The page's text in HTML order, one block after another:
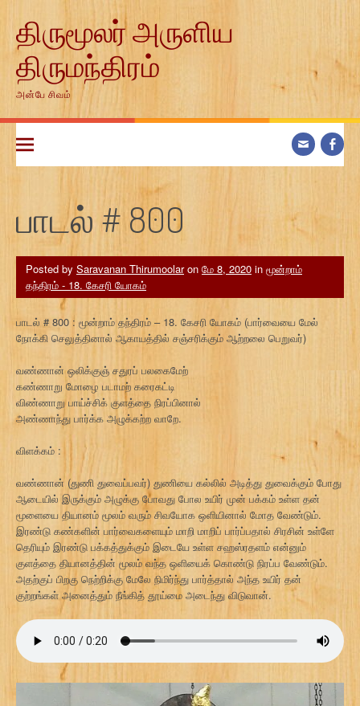
contentதிருமூலர் அருளிய
திருமந்திரம்
அன்பே சிவம்
பாடல் # 800
Posted by Saravanan Thirumoolaron மே 8, 2020 in மூன்றாம்
தந்திரம் - 18. கேசரி யோகம்
பாடல் # 800 : மூன்றாம் தந்திரம் – 18. கேசரி யோகம் (பார்வையை மேல்
நோக்கி செலுத்தினால் ஆகாயத்தில் சஞ்சரிக்கும் ஆற்றலை பெறுவர்)
வண்ணான் ஒலிக்குஞ் சதுரப் பலகைமேற்
கண்ணாறு மோழை படாமற் கரைகட்டி
விண்ணாறு பாய்ச்சிக் குளத்தை நிரப்பினால்
அண்ணாந்து பார்க்க அழுக்கற்ற வாறே.
விளக்கம் :
வண்ணான் (துணி துவைப்பவர்) துணியை கல்லில் அடித்து துவைக்கும் போது
ஆடையில் இருக்கும் அழுக்கு போவது போல உயிர் முன் பக்கம் உள்ள தன்
மூளையை தியானம் மூலம் வரும் சிவயோக ஒளியினால் மோத வேண்டும்.
இரண்டு கண்களின் பார்வைகளையும் மாறி மாறிப் பார்ப்பதால் சிரசின் உள்ளே
தெரியும் இரண்டு பக்கத்துக்கும் இடையே உள்ள சஹஸ்ரதளம் என்னும்
குளத்தை தியானத்தின் மூலம் வந்த ஒளியைக் கொண்டு நிரப்ப வேண்டும்.
அதற்குப் பிறகு நெற்றிக்கு மேலே நிமிர்ந்து பார்த்தால் அந்த உயிர் தன்
குற்றங்கள் அனைத்தும் நீங்கித் தூய்மை அடைந்து விடுவான்.